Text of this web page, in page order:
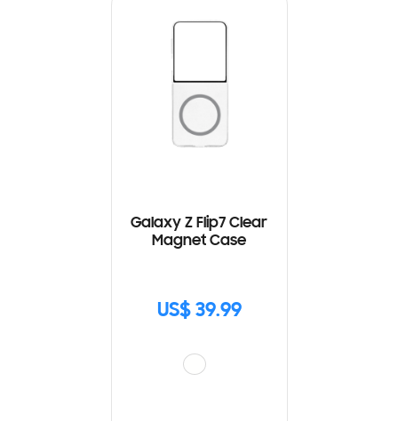
Galaxy Z Flip7 Clear
Magnet Case
US$ 39.99